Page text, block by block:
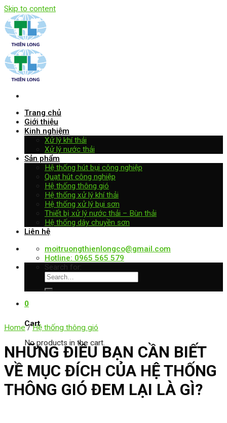
Skip to content
Trang chủ
Giới thiệu
Kinh nghiệm
Xử lý khí thải
Xử lý nước thải
Sản phẩm
Hệ thống hút bụi công nghiệp
Quạt hút công nghiệp
Hệ thống thông gió
Hệ thống xử lý khí thải
Hệ thống xử lý bụi sơn
Thiết bị xử lý nước thải – Bùn thải
Hệ thống dây chuyền sơn
Liên hệ
moitruongthienlongco@gmail.com
Hotline: 0965 565 579
Search for:
0
Cart
No products in the cart.
Home / Hệ thống thông gió
NHỮNG ĐIỀU BẠN CẦN BIẾT
VỀ MỤC ĐÍCH CỦA HỆ THỐNG
THÔNG GIÓ ĐEM LẠI LÀ GÌ?